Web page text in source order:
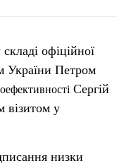
України Петром
Сергій
візитом у
низки